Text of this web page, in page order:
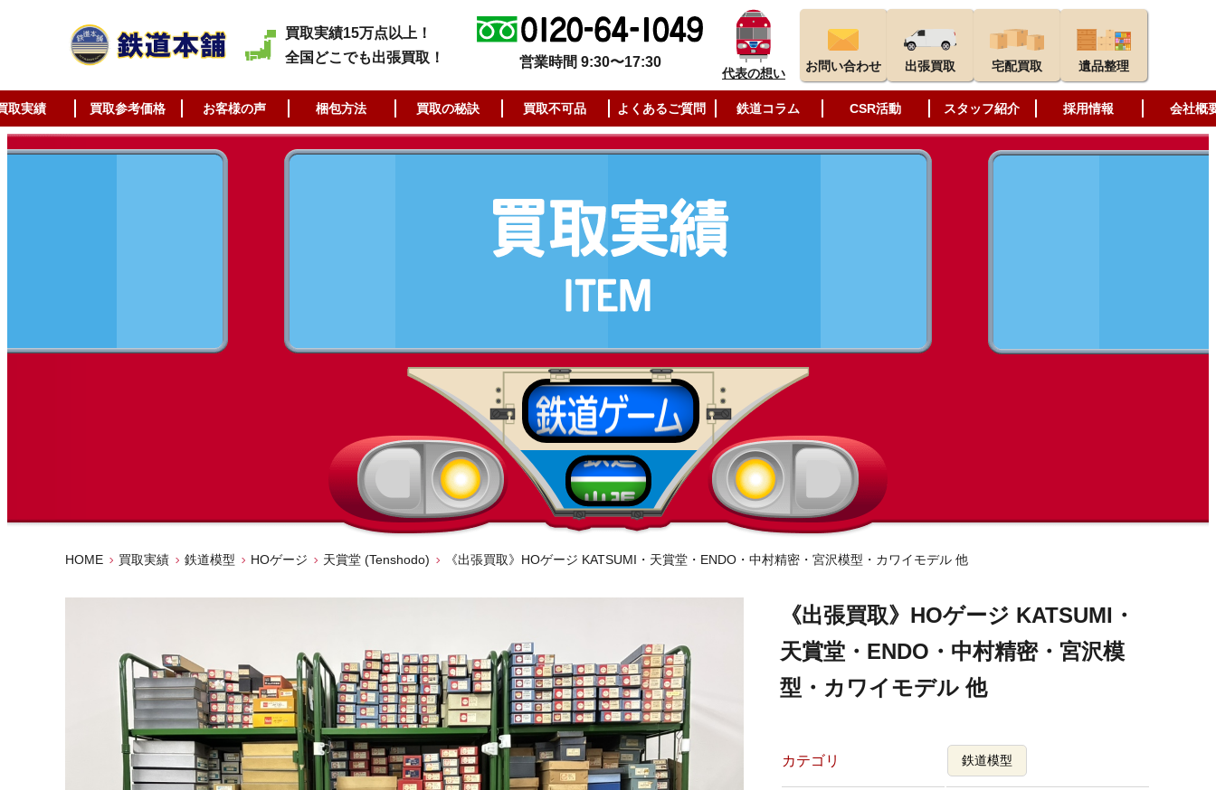
買取実績15万点以上！
全国どこでも出張買取！
営業時間 9:30〜17:30
代表の想い お問い合わせ 出張買取 宅配買取 遺品整理
取実績 買取参考価格 お客様の声 梱包方法 買取の秘訣 買取不可品 よくあるご質問 鉄道コラム CSR活動 スタッフ紹介 採用情報 会社概
HOME 買取実績 鉄道模型 HOゲージ 天賞堂 (Tenshodo) 《出張買取》HOゲージ KATSUMI・天賞堂・ENDO・中村精密・宮沢模型・カワイモデル 他
《出張買取》HOゲージ KATSUMI・
天賞堂・ENDO・中村精密・宮沢模
型・カワイモデル 他
カテゴリ 鉄道模型